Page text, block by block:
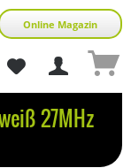
Online Magazin
27MHz